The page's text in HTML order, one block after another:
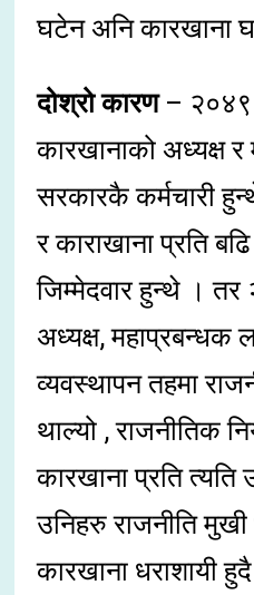
घटेन अनि कारखाना
दोश्रो कारण– २०४९
कारखानाको अध्यक्ष
सरकारकै कर्मचारी
र काराखाना प्रति
जिम्मेदवार हुन्थे ।
अध्यक्ष, महाप्रबन्धक
व्यवस्थापन तहमा
थाल्यो , राजनीतिक
कारखाना प्रति त्यति
उनिहरु राजनीति
कारखाना धराशायी